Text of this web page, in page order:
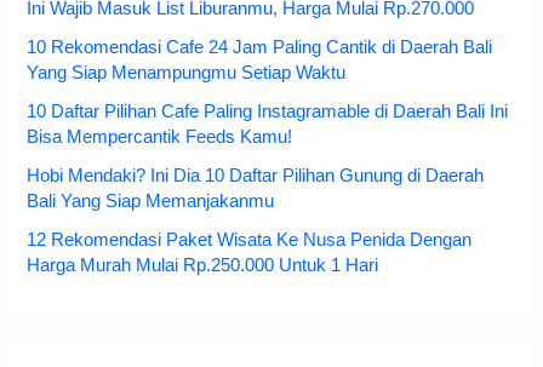
Ini Wajib Masuk List Liburanmu, Harga Mulai Rp.270.000
10 Rekomendasi Cafe 24 Jam Paling Cantik di Daerah Bali
Yang Siap Menampungmu Setiap Waktu
10 Daftar Pilihan Cafe Paling Instagramable di Daerah Bali Ini
Bisa Mempercantik Feeds Kamu!
Hobi Mendaki? Ini Dia 10 Daftar Pilihan Gunung di Daerah
Bali Yang Siap Memanjakanmu
12 Rekomendasi Paket Wisata Ke Nusa Penida Dengan
Harga Murah Mulai Rp.250.000 Untuk 1 Hari